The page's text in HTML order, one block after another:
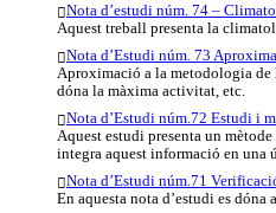
Nota d’estudi núm. 74 –
Aquest treball presenta la
Nota d’Estudi núm. 73
Aproximació a la metodologia de
dóna la màxima activitat, etc.
Nota d’Estudi núm.72 Estudi i
Aquest estudi presenta un
integra aquest informació en una
Nota d’Estudi núm.71
En aquesta nota d’estudi es